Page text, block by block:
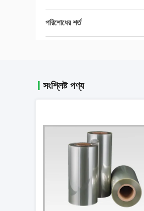
পরিশোধের শর্ত
সংশ্লিষ্ট পণ্য